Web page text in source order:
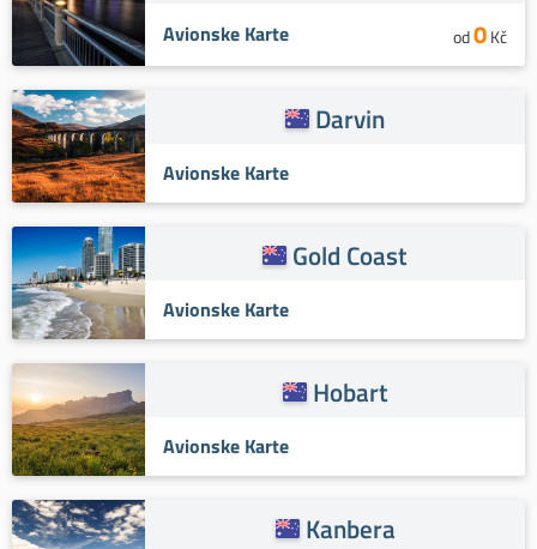
Avionske Karte od0Kč
Darvin
Avionske Karte
Gold Coast
Avionske Karte
Hobart
Avionske Karte
Kanbera